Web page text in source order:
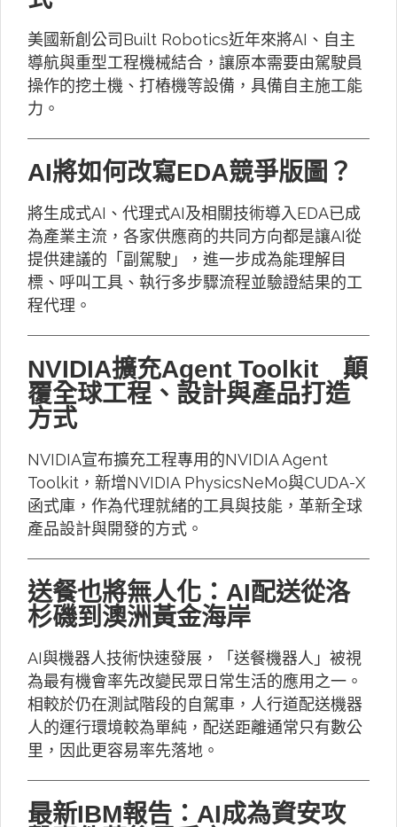
美國新創公司Built Robotics近年來將AI、自主
導航與重型工程機械結合，讓原本需要由駕駛員
操作的挖土機、打樁機等設備，具備自主施工能
力。
AI將如何改寫EDA競爭版圖？
將生成式AI、代理式AI及相關技術導入EDA已成
為產業主流，各家供應商的共同方向都是讓AI從
提供建議的「副駕駛」，進一步成為能理解目
標、呼叫工具、執行多步驟流程並驗證結果的工
程代理。
NVIDIA擴充Agent Toolkit 顛
覆全球工程、設計與產品打造
方式
NVIDIA宣布擴充工程專用的NVIDIA Agent
Toolkit，新增NVIDIA PhysicsNeMo與CUDA-X
函式庫，作為代理就緒的工具與技能，革新全球
產品設計與開發的方式。
送餐也將無人化：AI配送從洛
杉磯到澳洲黃金海岸
AI與機器人技術快速發展，「送餐機器人」被視
為最有機會率先改變民眾日常生活的應用之一。
相較於仍在測試階段的自駕車，人行道配送機器
人的運行環境較為單純，配送距離通常只有數公
里，因此更容易率先落地。
最新IBM報告：AI成為資安攻